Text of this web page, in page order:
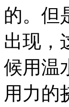
的。但
出现，
候用温
用力的